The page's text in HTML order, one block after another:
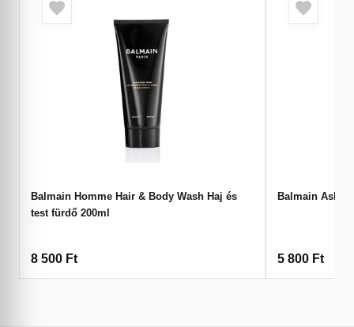
Balmain Homme Hair & Body Wash Haj és
test fürdő 200ml
8 500 Ft
Balmain Ash
5 800 Ft